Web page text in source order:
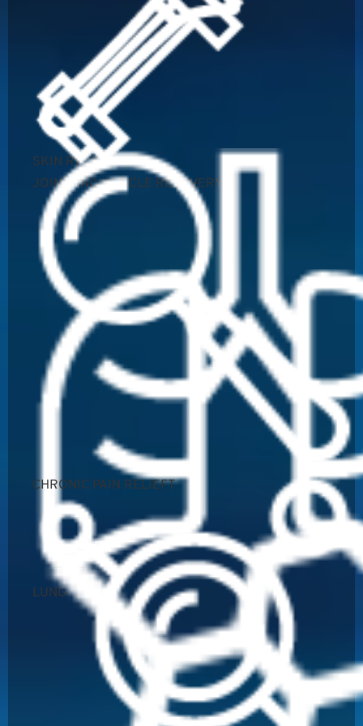
SKIN RECOVERY
JOINT AND MUSCLE RECOVERY
LUNG
CHRONIC PAIN RELIEFT